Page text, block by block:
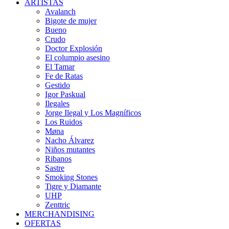
ARTISTAS
Avalanch
Bigote de mujer
Bueno
Crudo
Doctor Explosión
El columpio asesino
El Tamar
Fe de Ratas
Gestido
Igor Paskual
Ilegales
Jorge Ilegal y Los Magníficos
Los Ruidos
Møna
Nacho Álvarez
Niños mutantes
Ribanos
Sastre
Smoking Stones
Tigre y Diamante
UHP
Zenttric
MERCHANDISING
OFERTAS